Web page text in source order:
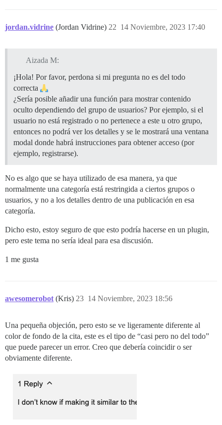
jordan.vidrine (Jordan Vidrine) 14 Noviembre, 2023 17:40
22
Aizada M:
¡Hola! Por favor, perdona si mi pregunta no es del todo
correcta
¿Sería posible añadir una función para mostrar contenido
oculto dependiendo del grupo de usuarios? Por ejemplo, si el
usuario no está registrado o no pertenece a este u otro grupo,
entonces no podrá ver los detalles y se le mostrará una ventana
modal donde habrá instrucciones para obtener acceso (por
ejemplo, registrarse).
No es algo que se haya utilizado de esa manera, ya que
normalmente una categoría está restringida a ciertos grupos o
usuarios, y no a los detalles dentro de una publicación en esa
categoría.
Dicho esto, estoy seguro de que esto podría hacerse en un plugin,
pero este tema no sería ideal para esa discusión.
1 me gusta
awesomerobot (Kris) 14 Noviembre, 2023 18:56
23
Una pequeña objeción, pero esto se ve ligeramente diferente al
color de fondo de la cita, este es el tipo de “casi pero no del todo”
que puede parecer un error. Creo que debería coincidir o ser
obviamente diferente.